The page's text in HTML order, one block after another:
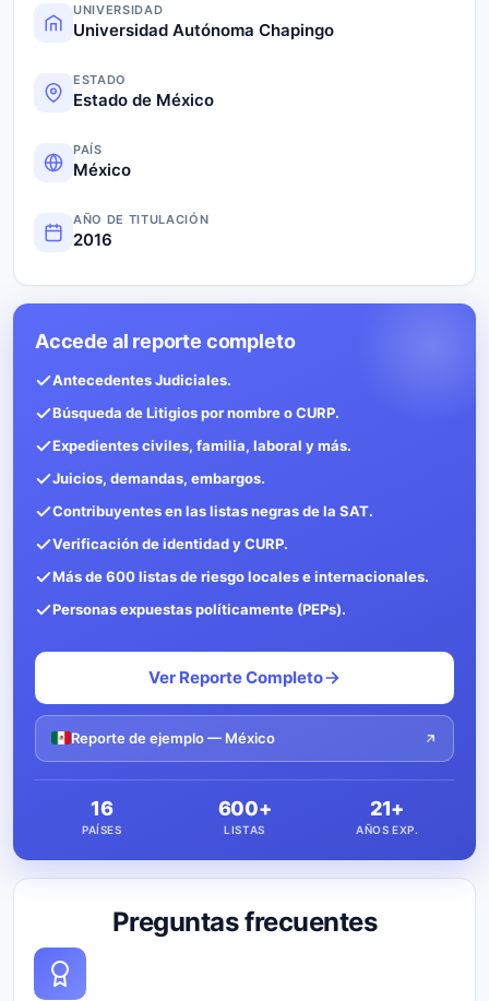
UNIVERSIDAD
Universidad Autónoma Chapingo
ESTADO
Estado de México
PAÍS
México
AÑO DE TITULACIÓN
2016
Preguntas frecuentes
Accede al reporte completo
Antecedentes Judiciales.
Búsqueda de Litigios por nombre o CURP.
Expedientes civiles, familia, laboral y más.
Juicios, demandas, embargos.
Contribuyentes en las listas negras de la SAT.
Verificación de identidad y CURP.
Más de 600 listas de riesgo locales e internacionales.
Personas expuestas políticamente (PEPs).
Ver Reporte Completo
Reporte de ejemplo — México
16
PAÍSES
600+
LISTAS
21+
AÑOS EXP.